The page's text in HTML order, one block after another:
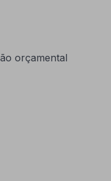
orçamental